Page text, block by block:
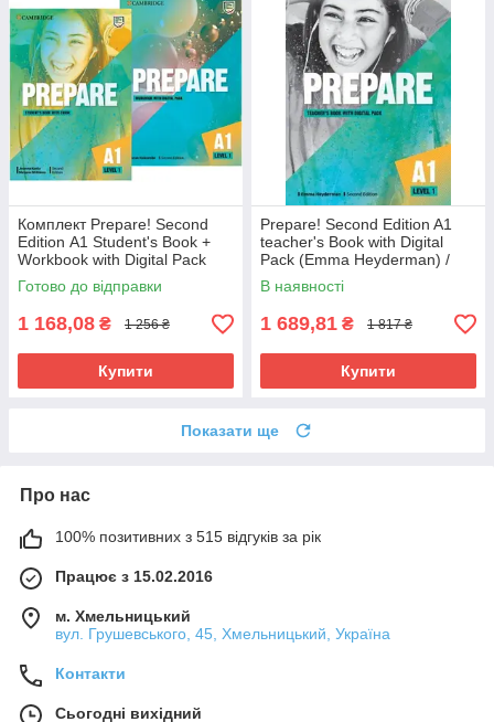
Комплект Prepare! Second
Edition А1 Student's Book +
Workbook with Digital Pack
(Joanna Kosta) Cambridge
Готово до відправки
1 168,08 ₴ 1 256 ₴
Купити
Prepare! Second Edition A1
teacher's Book with Digital
Pack (Emma Heyderman) /
Книга для вчителя
В наявності
1 689,81 ₴ 1 817 ₴
Купити
Показати ще
Про нас
100% позитивних з 515 відгуків за рік
Працює з 15.02.2016
м. Хмельницький
вул. Грушевського, 45, Хмельницький, Україна
Контакти
Сьогодні вихідний